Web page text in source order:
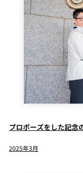
プロポーズをした記念
2025年3月